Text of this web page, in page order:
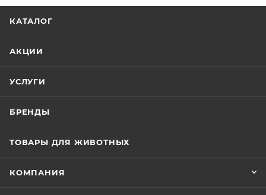
КАТАЛОГ
АКЦИИ
УСЛУГИ
БРЕНДЫ
ТОВАРЫ ДЛЯ ЖИВОТНЫХ
КОМПАНИЯ